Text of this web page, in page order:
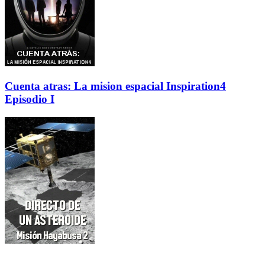
Cuenta atras: La mision espacial Inspiration4
Episodio I